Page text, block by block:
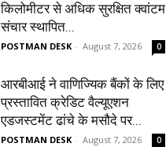
किलोमीटर से अधिक सुरक्षित क्वांटम
संचार स्थापित...
POSTMAN DESK - August 7, 2026 0
आरबीआई ने वाणिज्यिक बैंकों के लिए
प्रस्तावित क्रेडिट वैल्यूएशन
एडजस्टमेंट ढांचे के मसौदे पर...
POSTMAN DESK - August 7, 2026 0